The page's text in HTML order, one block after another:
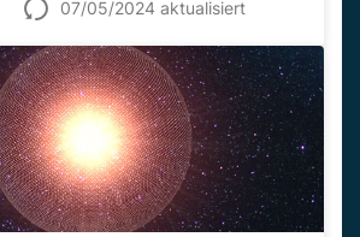
07/05/2024 aktualisiert